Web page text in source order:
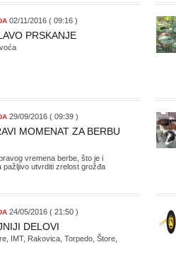
02/11/2016 ( 09:16 )
PRSKANJE
29/09/2016 ( 09:39 )
MOMENAT ZA BERBU
vremena berbe, što je i
pažljivo utvrditi zrelost grožđa
24/05/2016 ( 21:50 )
DELOVI
IMT, Rakovica, Torpedo, Štore,